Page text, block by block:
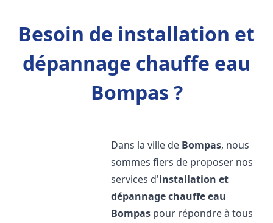
Besoin de installation et
dépannage chauffe eau
Bompas ?
Dans la ville de Bompas, nous
sommes fiers de proposer nos
services d'installation et
dépannage chauffe eau
Bompas pour répondre à tous